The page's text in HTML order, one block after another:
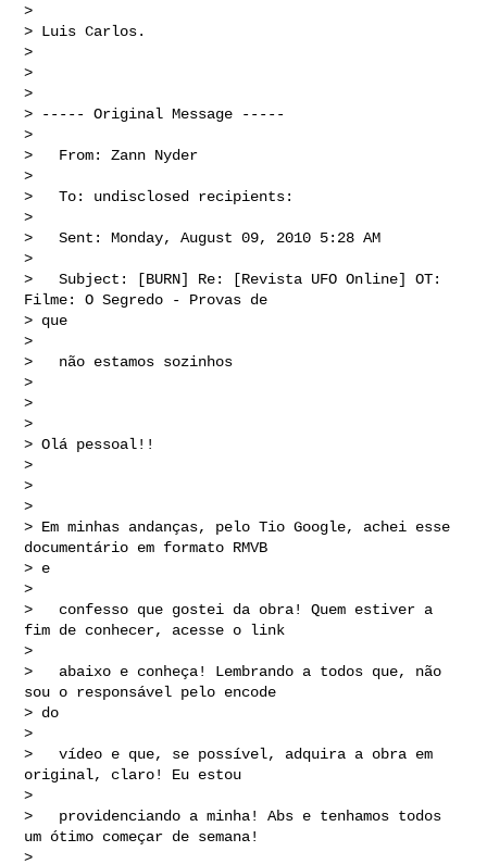
>
> Luis Carlos.
>
>
>
> ----- Original Message -----
>
>   From: Zann Nyder
>
>   To: undisclosed recipients:
>
>   Sent: Monday, August 09, 2010 5:28 AM
>
>   Subject: [BURN] Re: [Revista UFO Online] OT:
Filme: O Segredo - Provas de
> que
>
>   não estamos sozinhos
>
>
>
> Olá pessoal!!
>
>
>
> Em minhas andanças, pelo Tio Google, achei esse
documentário em formato RMVB
> e
>
>   confesso que gostei da obra! Quem estiver a
fim de conhecer, acesse o link
>
>   abaixo e conheça! Lembrando a todos que, não
sou o responsável pelo encode
> do
>
>   vídeo e que, se possível, adquira a obra em
original, claro! Eu estou
>
>   providenciando a minha! Abs e tenhamos todos
um ótimo começar de semana!
>